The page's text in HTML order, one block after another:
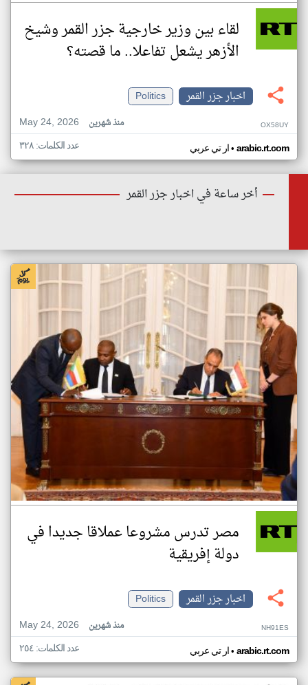
لقاء بين وزير خارجية جزر القمر وشيخ
الأزهر يشعل تفاعلا.. ما قصته؟
اخبار جزر القمر
Politics
May 24, 2026
منذ شهرين OX58UY
ار تي عربي• arabic.rt.com عدد الكلمات: ٣٢٨
أخر ساعة في اخبار جزر القمر
مصر تدرس مشروعا عملاقا جديدا في
دولة إفريقية
اخبار جزر القمر
Politics
May 24, 2026
منذ شهرين NH91ES
ار تي عربي• arabic.rt.com عدد الكلمات: ٢٥٤